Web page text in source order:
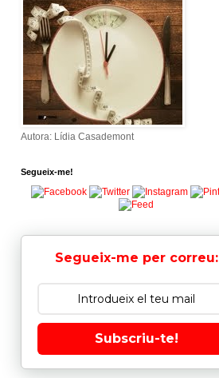
Autora: Lídia Casademont
Segueix-me!
Segueix-me per correu:
Subscriu-te!